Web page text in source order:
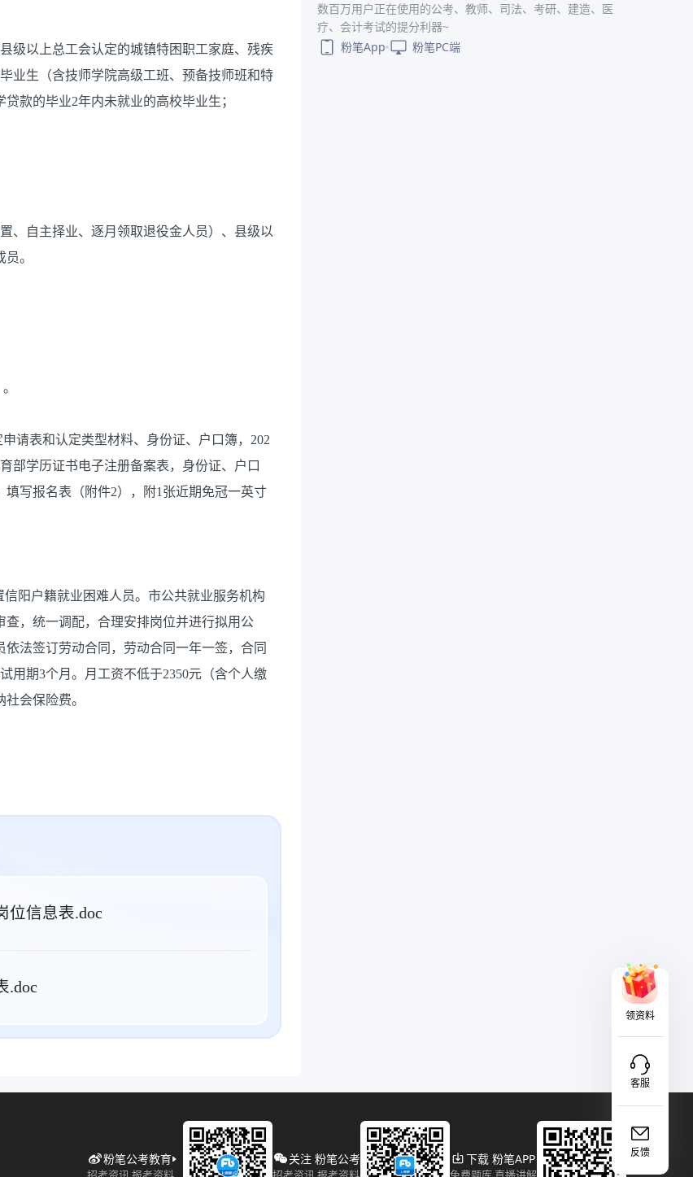
级以上总工会认定的城镇特困职工家庭、残疾
业生（含技师学院高级工班、预备技师班和特
款的毕业2年内未就业的高校毕业生；
、自主择业、逐月领取退役金人员）、县级以
。
请表和认定类型材料、身份证、户口簿，202
部学历证书电子注册备案表，身份证、户口
写报名表（附件2），附1张近期免冠一英寸
阳户籍就业困难人员。市公共就业服务机构
，统一调配，合理安排岗位并进行拟用公
法签订劳动合同，劳动合同一年一签，合同
用期3个月。月工资不低于2350元（含个人缴
会保险费。
位信息表.doc
.doc
数百万用户正在使用的公考、教师、司法、考研、建造、医
疗、会计考试的提分利器~
粉笔App
粉笔PC端
领资料
客服
反馈
粉笔公考教育 关注 粉笔公考 下载 粉笔APP